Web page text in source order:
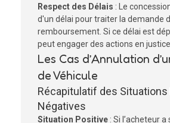
Respect des Délais : Le
d'un délai pour traiter la demande
remboursement. Si ce délai est
peut engager des actions en justice.
Les Cas d’Annulation
de Véhicule
Récapitulatif des
Négatives
Situation Positive : Si l’acheteur